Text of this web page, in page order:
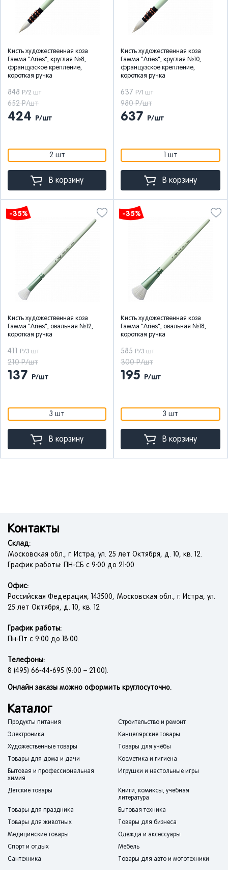
Кисть художественная коза
Гамма "Aries", круглая №8,
французское крепление,
короткая ручка
848 Р/2 шт
652 Р/шт
424 Р/шт
2 шт
В корзину
Кисть художественная коза
Гамма "Aries", круглая №10,
французское крепление,
короткая ручка
637 Р/1 шт
980 Р/шт
637 Р/шт
1 шт
В корзину
-35%
Кисть художественная коза
Гамма "Aries", овальная №12,
короткая ручка
411 Р/3 шт
210 Р/шт
137 Р/шт
3 шт
В корзину
-35%
Кисть художественная коза
Гамма "Aries", овальная №18,
короткая ручка
585 Р/3 шт
300 Р/шт
195 Р/шт
3 шт
В корзину
Контакты
Склад:
Московская обл., г. Истра, ул. 25 лет Октября, д. 10, кв. 12.
График работы: ПН-СБ с 9:00 до 21:00
Офис:
Российская Федерация, 143500, Московская обл., г. Истра, ул.
25 лет Октября, д. 10, кв. 12
График работы:
Пн-Пт с 9:00 до 18:00.
Телефоны:
8 (495) 66-44-695 (9:00 – 21:00).
Онлайн заказы можно оформить круглосуточно.
Каталог
Продукты питания
Строительство и ремонт
Электроника
Канцелярские товары
Художественные товары
Товары для учёбы
Товары для дома и дачи
Косметика и гигиена
Бытовая и профессиональная
химия
Игрушки и настольные игры
Детские товары
Книги, комиксы, учебная
литература
Товары для праздника
Бытовая техника
Товары для животных
Товары для бизнеса
Медицинские товары
Одежда и аксессуары
Спорт и отдых
Мебель
Сантехника
Товары для авто и мототехники